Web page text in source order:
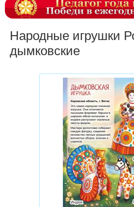
Народные игрушки
дымковские